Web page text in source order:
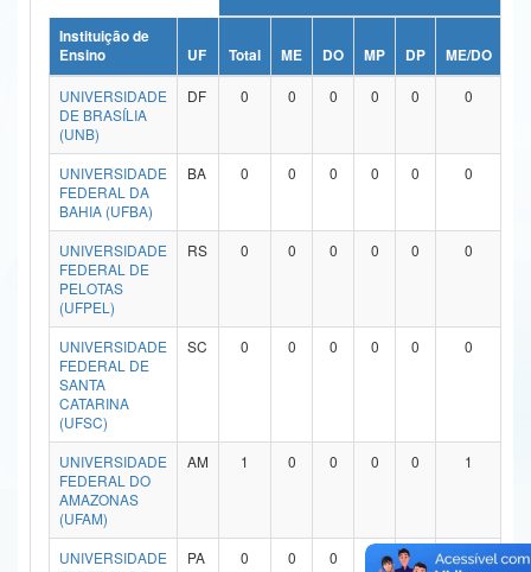
Ministério da Ciência, Tecnologia, Inovações e Comunicações
Ministério do Meio Ambiente
Ministério do Turismo
Ministério do Desenvolvimento Regional
Controladoria-Geral da União
Ministério da Mulher, da Família e dos Direitos Humanos
Secretaria-Geral
Secretaria de Governo
Gabinete de Segurança Institucional
Advocacia-Geral da União
Banco Central do Brasil
Instituição de
Ensino
UF Total ME DO MP DP ME/DO
UNIVERSIDADE
DE BRASÍLIA
(UNB)
DF 0 0 0 0 0 0
UNIVERSIDADE
FEDERAL DA
BAHIA (UFBA)
BA 0 0 0 0 0 0
UNIVERSIDADE
FEDERAL DE
PELOTAS
(UFPEL)
RS 0 0 0 0 0 0
UNIVERSIDADE
FEDERAL DE
SANTA
CATARINA
(UFSC)
SC 0 0 0 0 0 0
UNIVERSIDADE
FEDERAL DO
AMAZONAS
(UFAM)
AM 1 0 0 0 0 1
UNIVERSIDADE
PA 0 0 0 0 0